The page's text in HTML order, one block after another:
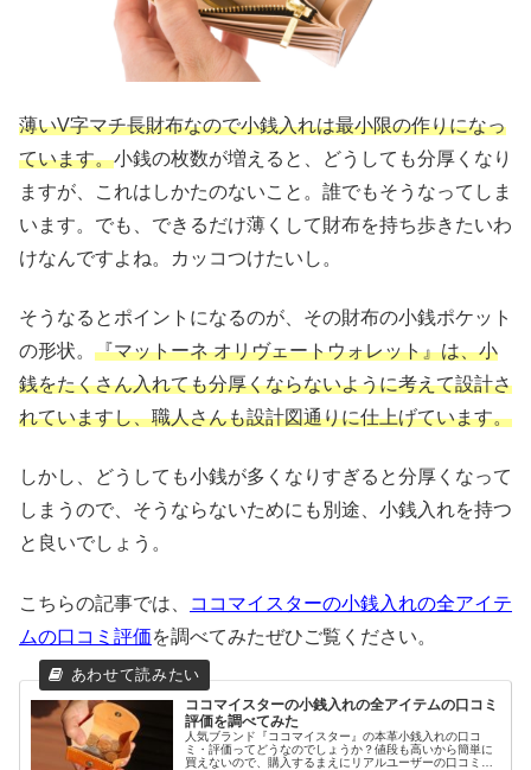
薄いV字マチ長財布なので小銭入れは最小限の作りになっ
ています。小銭の枚数が増えると、どうしても分厚くなり
ますが、これはしかたのないこと。誰でもそうなってしま
います。でも、できるだけ薄くして財布を持ち歩きたいわ
けなんですよね。カッコつけたいし。
そうなるとポイントになるのが、その財布の小銭ポケット
の形状。 『マットーネ オリヴェートウォレット』は、小
銭をたくさん入れても分厚くならないように考えて設計さ
れていますし、職人さんも設計図通りに仕上げています。
しかし、どうしても小銭が多くなりすぎると分厚くなって
しまうので、そうならないためにも別途、小銭入れを持つ
と良いでしょう。
こちらの記事では、
ココマイスターの小銭入れの全アイテ
ムの口コミ評価を調べてみたぜひご覧ください。
ココマイスターの小銭入れの全アイテムの口コミ
評価を調べてみた
人気ブランド『ココマイスター』の本革小銭入れの口コ
ミ・評価ってどうなのでしょうか？値段も高いから簡単に
買えないので、購入するまえにリアルユーザーの口コミや